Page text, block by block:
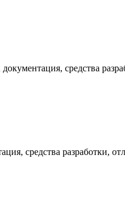
средства
средства разработки,